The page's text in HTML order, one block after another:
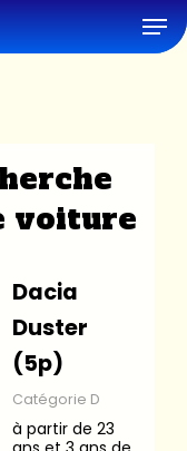
voiture
Dacia
Duster
(5p)
Catégorie D
à partir de 23